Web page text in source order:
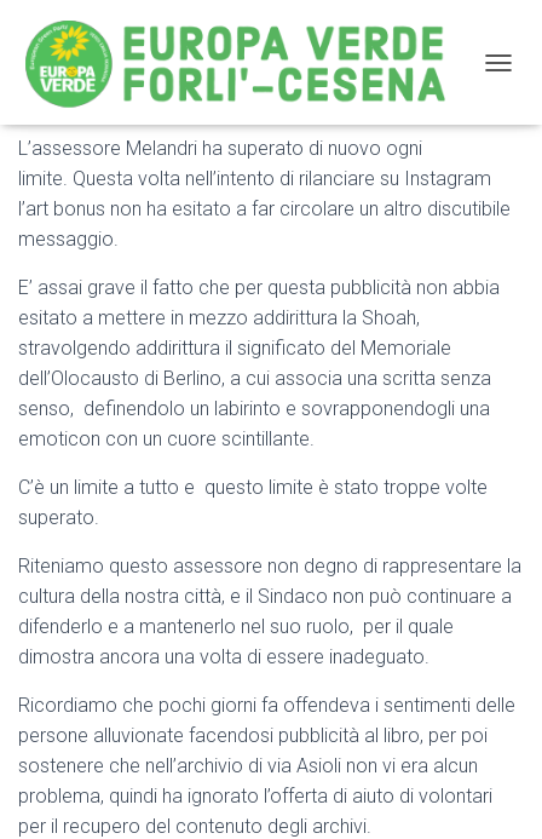
MELANDRI HA SUPERATO OGNI LIMITE: IL
MEMORIALE SULL’OLOCAUSTO DEFINITO
LABIRINTO
L’assessore Melandri ha superato di nuovo ogni
limite. Questa volta nell’intento di rilanciare su Instagram
l’art bonus non ha esitato a far circolare un altro discutibile
messaggio.
E’ assai grave il fatto che per questa pubblicità non abbia
esitato a mettere in mezzo addirittura la Shoah,
stravolgendo addirittura il significato del Memoriale
dell’Olocausto di Berlino, a cui associa una scritta senza
senso, definendolo un labirinto e sovrapponendogli una
emoticon con un cuore scintillante.
C’è un limite a tutto e questo limite è stato troppe volte
superato.
Riteniamo questo assessore non degno di rappresentare la
cultura della nostra città, e il Sindaco non può continuare a
difenderlo e a mantenerlo nel suo ruolo, per il quale
dimostra ancora una volta di essere inadeguato.
Ricordiamo che pochi giorni fa offendeva i sentimenti delle
persone alluvionate facendosi pubblicità al libro, per poi
sostenere che nell’archivio di via Asioli non vi era alcun
problema, quindi ha ignorato l’offerta di aiuto di volontari
per il recupero del contenuto degli archivi.